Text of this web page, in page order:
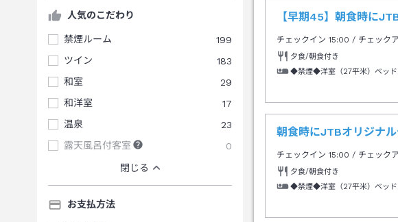
人気のこだわり
禁煙ルーム
199
ツイン
183
和室
29
和洋室
17
温泉
23
露天風呂付客室
0
閉じる
お支払方法
【早期45】朝食時に
チェックイン15:00 / チェック
夕食/朝食付き
◆禁煙◆洋室（27平米）ベッド
朝食時にJTBオリジナ
チェックイン15:00 / チェック
夕食/朝食付き
◆禁煙◆洋室（27平米）ベッド